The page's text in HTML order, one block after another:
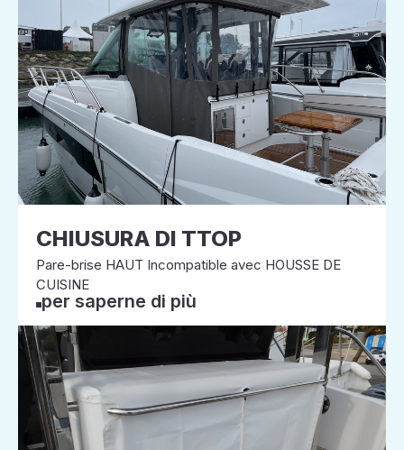
CHIUSURA DI TTOP
Pare-brise HAUT Incompatible avec HOUSSE DE
CUISINE
per saperne di più